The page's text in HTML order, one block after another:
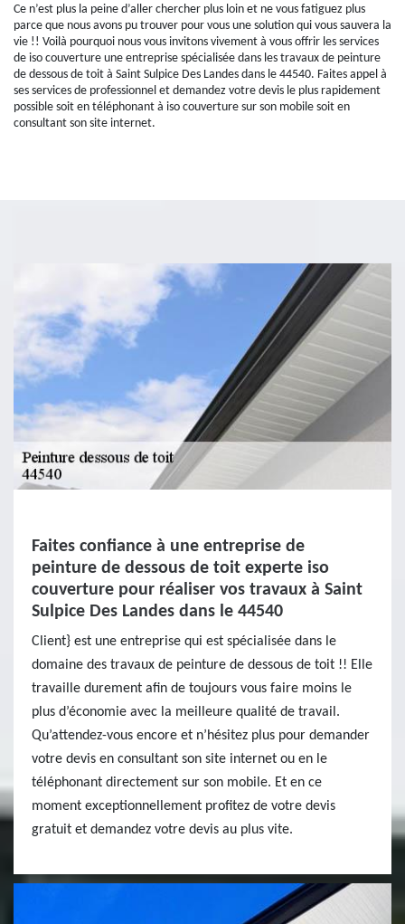
Ce n’est plus la peine d’aller chercher plus loin et ne vous fatiguez plus
parce que nous avons pu trouver pour vous une solution qui vous sauvera la
vie !! Voilà pourquoi nous vous invitons vivement à vous offrir les services
de iso couverture une entreprise spécialisée dans les travaux de peinture
de dessous de toit à Saint Sulpice Des Landes dans le 44540. Faites appel à
ses services de professionnel et demandez votre devis le plus rapidement
possible soit en téléphonant à iso couverture sur son mobile soit en
consultant son site internet.
Faites confiance à une entreprise de
peinture de dessous de toit experte iso
couverture pour réaliser vos travaux à Saint
Sulpice Des Landes dans le 44540
Client} est une entreprise qui est spécialisée dans le
domaine des travaux de peinture de dessous de toit !! Elle
travaille durement afin de toujours vous faire moins le
plus d’économie avec la meilleure qualité de travail.
Qu’attendez-vous encore et n’hésitez plus pour demander
votre devis en consultant son site internet ou en le
téléphonant directement sur son mobile. Et en ce
moment exceptionnellement profitez de votre devis
gratuit et demandez votre devis au plus vite.